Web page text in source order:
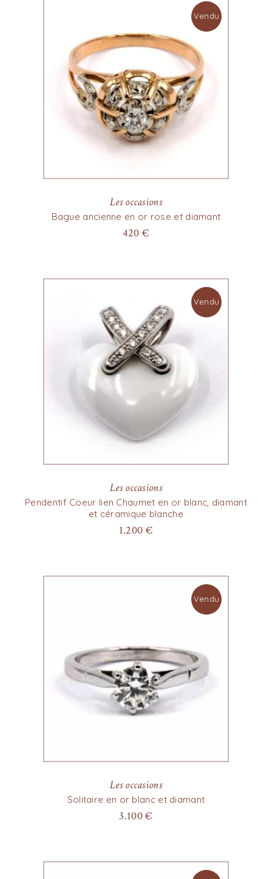
Vendu
Les occasions
Bague ancienne en or rose et diamant
420€
Vendu
Les occasions
Pendentif Coeur lien Chaumet en or blanc, diamant
et céramique blanche
1.200 €
Vendu
Les occasions
Solitaire en or blanc et diamant
3.100€